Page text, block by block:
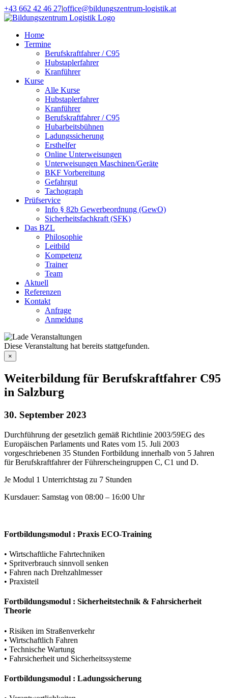
Zum
Inhalt
+43 662 42 46 27|office@bildungszentrum-logistik.at
Facebook
E-
Home
Termine
Berufskraftfahrer / C95
Hubstaplerfahrer
Kranführer
Kurse
Alle Kurse
Hubstaplerfahrer
Kranführer
Berufskraftfahrer / C95
Hubarbeitsbühnen
Ladungssicherung
Ersthelfer
Online Unterweisungen
Unterweisungen Maschinen/Geräte
BKF Vorbereitung
Gefahrgut
Tachograph
Prüfservice
Info § 82b Gewerbeordnung (GewO)
Sicherheitsfachkraft (SFK)
Das BZL
Philosophie
Leitbild
Kompetenz
Trainer
Team
Aktuell
Referenzen
Kontakt
Anfrage
Anmeldung
Diese Veranstaltung hat bereits stattgefunden.
×
Weiterbildung für Berufskraftfahrer C95
in Salzburg
30. September 2023
Durchführung der gesetzlich gemäß Richtlinie 2003/59EG des
Europäischen Parlaments und Rates vom 15. Juli 2003
vorgeschriebenen 35 Stunden Fortbildung innerhalb von 5 Jahren
für Berufskraftfahrer der Führerscheingruppen C, C1 und D.
Je Modul 1 Unterrichtstag zu 7 Stunden
Kursdauer: Samstag von 08:00 – 16:00 Uhr
Fortbildungsmodul : Praxis ECO-Training
• Wirtschaftliche Fahrtechniken
• Spritverbrauch sinnvoll senken
• Fahren nach Drehzahlmesser
• Praxisteil
Fortbildungsmodul : Sicherheitstechnik & Fahrsicherheit
Theorie
• Risiken im Straßenverkehr
• Wirtschaftlich Fahren
• Technische Wartung
• Fahrsicherheit und Sicherheitssysteme
Fortbildungsmodul : Ladungssicherung